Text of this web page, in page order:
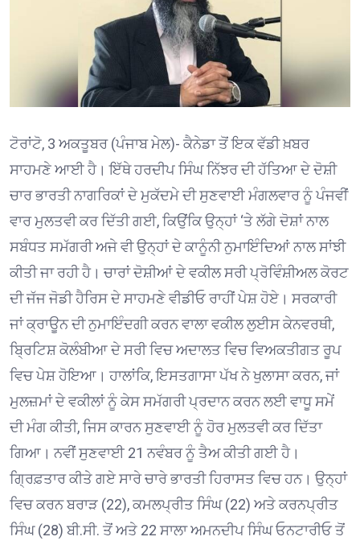
ਟੋਰਾਂਟੋ, 3 ਅਕਤੂਬਰ (ਪੰਜਾਬ ਮੇਲ)- ਕੈਨੇਡਾ ਤੋਂ ਇਕ ਵੱਡੀ ਖ਼ਬਰ
ਸਾਹਮਣੇ ਆਈ ਹੈ। ਇੱਥੇ ਹਰਦੀਪ ਸਿੰਘ ਨਿੱਝਰ ਦੀ ਹੱਤਿਆ ਦੇ ਦੋਸ਼ੀ
ਚਾਰ ਭਾਰਤੀ ਨਾਗਰਿਕਾਂ ਦੇ ਮੁਕੱਦਮੇ ਦੀ ਸੁਣਵਾਈ ਮੰਗਲਵਾਰ ਨੂੰ ਪੰਜਵੀਂ
ਵਾਰ ਮੁਲਤਵੀ ਕਰ ਦਿੱਤੀ ਗਈ, ਕਿਉਂਕਿ ਉਨ੍ਹਾਂ ‘ਤੇ ਲੱਗੇ ਦੋਸ਼ਾਂ ਨਾਲ
ਸਬੰਧਤ ਸਮੱਗਰੀ ਅਜੇ ਵੀ ਉਨ੍ਹਾਂ ਦੇ ਕਾਨੂੰਨੀ ਨੁਮਾਇੰਦਿਆਂ ਨਾਲ ਸਾਂਝੀ
ਕੀਤੀ ਜਾ ਰਹੀ ਹੈ। ਚਾਰਾਂ ਦੋਸ਼ੀਆਂ ਦੇ ਵਕੀਲ ਸਰੀ ਪ੍ਰੋਵਿੰਸ਼ੀਅਲ ਕੋਰਟ
ਦੀ ਜੱਜ ਜੋਡੀ ਹੈਰਿਸ ਦੇ ਸਾਹਮਣੇ ਵੀਡੀਓ ਰਾਹੀਂ ਪੇਸ਼ ਹੋਏ। ਸਰਕਾਰੀ
ਜਾਂ ਕ੍ਰਾਊਨ ਦੀ ਨੁਮਾਇੰਦਗੀ ਕਰਨ ਵਾਲਾ ਵਕੀਲ ਲੁਈਸ ਕੇਨਵਰਥੀ,
ਬ੍ਰਿਟਿਸ਼ ਕੋਲੰਬੀਆ ਦੇ ਸਰੀ ਵਿਚ ਅਦਾਲਤ ਵਿਚ ਵਿਅਕਤੀਗਤ ਰੂਪ
ਵਿਚ ਪੇਸ਼ ਹੋਇਆ। ਹਾਲਾਂਕਿ, ਇਸਤਗਾਸਾ ਪੱਖ ਨੇ ਖੁਲਾਸਾ ਕਰਨ, ਜਾਂ
ਮੁਲਜ਼ਮਾਂ ਦੇ ਵਕੀਲਾਂ ਨੂੰ ਕੇਸ ਸਮੱਗਰੀ ਪ੍ਰਦਾਨ ਕਰਨ ਲਈ ਵਾਧੂ ਸਮੇਂ
ਦੀ ਮੰਗ ਕੀਤੀ, ਜਿਸ ਕਾਰਨ ਸੁਣਵਾਈ ਨੂੰ ਹੋਰ ਮੁਲਤਵੀ ਕਰ ਦਿੱਤਾ
ਗਿਆ। ਨਵੀਂ ਸੁਣਵਾਈ 21 ਨਵੰਬਰ ਨੂੰ ਤੈਅ ਕੀਤੀ ਗਈ ਹੈ।
ਗ੍ਰਿਫ਼ਤਾਰ ਕੀਤੇ ਗਏ ਸਾਰੇ ਚਾਰੇ ਭਾਰਤੀ ਹਿਰਾਸਤ ਵਿਚ ਹਨ। ਉਨ੍ਹਾਂ
ਵਿਚ ਕਰਨ ਬਰਾੜ (22), ਕਮਲਪ੍ਰੀਤ ਸਿੰਘ (22) ਅਤੇ ਕਰਨਪ੍ਰੀਤ
ਸਿੰਘ (28) ਬੀ.ਸੀ. ਤੋਂ ਅਤੇ 22 ਸਾਲਾ ਅਮਨਦੀਪ ਸਿੰਘ ਓਨਟਾਰੀਓ ਤੋਂ